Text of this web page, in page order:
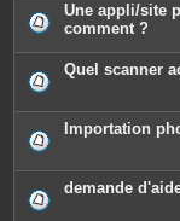
Une appli/site
comment ?
Quel scanner
Importation
demande